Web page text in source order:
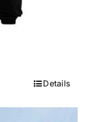
Details